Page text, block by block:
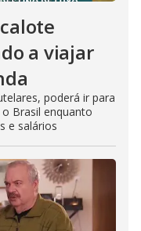
a viajar
poderá ir para
Brasil enquanto
e salários